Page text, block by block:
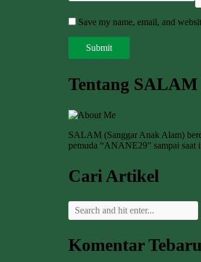
Save my name, email, and
Tentang SALAM
SALAM (Sanggar Anak Alam)
pemuda “ANANE29” sampai saat
Cari Artikel
Komentar Tebaru